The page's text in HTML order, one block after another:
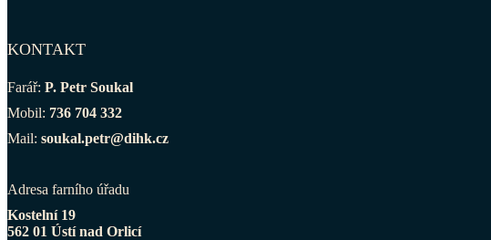
KONTAKT
Farář: P. Petr Soukal
Mobil: 736 704 332
Mail: soukal.petr@dihk.cz
Adresa farního úřadu
Kostelní 19
562 01 Ústí nad Orlicí